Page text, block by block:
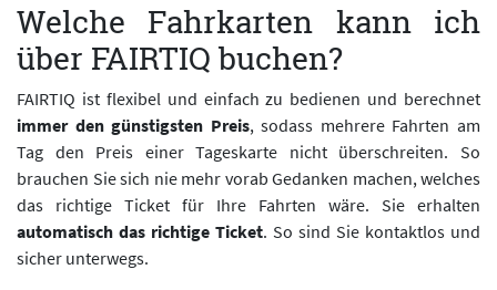
Welche Fahrkarten kann ich
über FAIRTIQ buchen?
FAIRTIQ ist flexibel und einfach zu bedienen und berechnet
immer den günstigsten Preis, sodass mehrere Fahrten am
Tag den Preis einer Tageskarte nicht überschreiten. So
brauchen Sie sich nie mehr vorab Gedanken machen, welches
das richtige Ticket für Ihre Fahrten wäre. Sie erhalten
automatisch das richtige Ticket. So sind Sie kontaktlos und
sicher unterwegs.